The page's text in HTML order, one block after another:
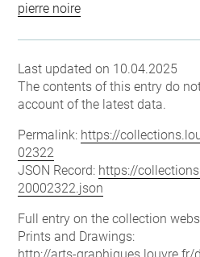
pierre noire
Last updated on 10.04.2025
The contents of this entry do
account of the latest data.
Permalink: https://
02322
JSON Record: https://
20002322.json
Full entry on the collection
Prints and Drawings: